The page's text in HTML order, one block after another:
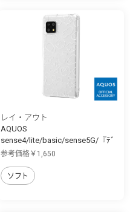
レイ・アウト
AQUOS
sense4/lite/basic/sense5G/『ﾃﾞ
ｨ...
参考価格￥1,650
ソフト